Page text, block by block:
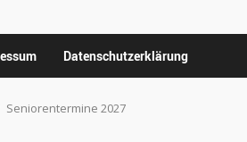
Datenschutzerklärung
Seniorentermine 2027